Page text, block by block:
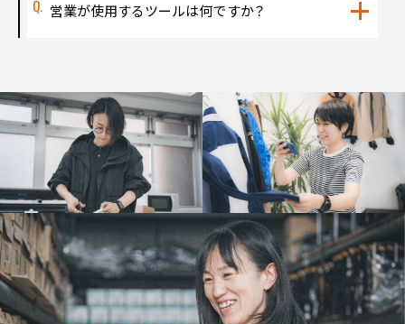
営業が使用するツールは何ですか？
か？
ユニフォームを通じて、幅広い分野に携わることが
できます。新たなことを学んでいく姿勢があれば楽
しく仕事ができると思います。
主に何のソフトを使用しますか？
東レACSを使用しています。東レACSを使用したこ
とがなくても、他社のCADでも経験があれば、操作
もすぐに慣れて頂けると思います。
ユニフォームはメンズですか？レディースです
か？
資格は無くても大丈夫です。
ただ、生産としての知識、経験があるとスムーズに
業務に入れるかと思います。
国内、海外出張はありますか？
子どもが小さく突発的なお休みを頂くことがあ
るかもしれないです…。（ショップ）
土曜は、年始初売を除きすべて定休日に設定してお
ります。GW、お盆、年末年始など各3日～5日程度
を店休日に設定しています。
日祝に予定がある方は事前のスタッフ間の調整で休
みを取ることも可能です。
弊社では子育て中の社員もたくさん活躍しており、
そのような状況でもお互いに支え合いながら業務し